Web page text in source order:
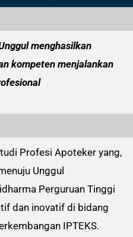
menghasilkan
kompeten menjalankan
Profesi Apoteker yang,
Unggul
Perguruan Tinggi
dan inovatif di bidang
IPTEKS.